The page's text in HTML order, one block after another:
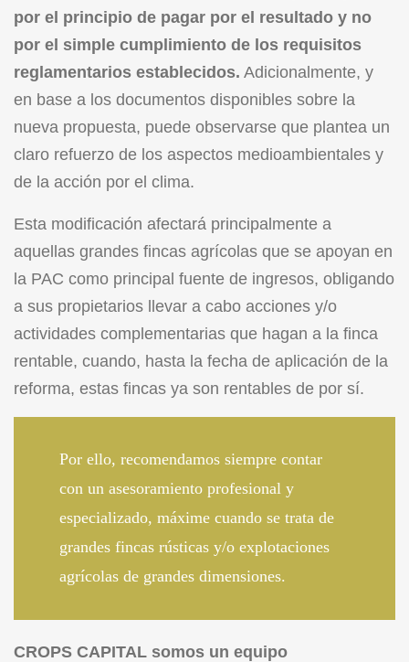
por el principio de pagar por el resultado y no
por el simple cumplimiento de los requisitos
reglamentarios establecidos. Adicionalmente, y
en base a los documentos disponibles sobre la
nueva propuesta, puede observarse que plantea un
claro refuerzo de los aspectos medioambientales y
de la acción por el clima.
Esta modificación afectará principalmente a
aquellas grandes fincas agrícolas que se apoyan en
la PAC como principal fuente de ingresos, obligando
a sus propietarios llevar a cabo acciones y/o
actividades complementarias que hagan a la finca
rentable, cuando, hasta la fecha de aplicación de la
reforma, estas fincas ya son rentables de por sí.
Por ello, recomendamos siempre contar
con un asesoramiento profesional y
especializado, máxime cuando se trata de
grandes fincas rústicas y/o explotaciones
agrícolas de grandes dimensiones.
CROPS CAPITAL somos un equipo